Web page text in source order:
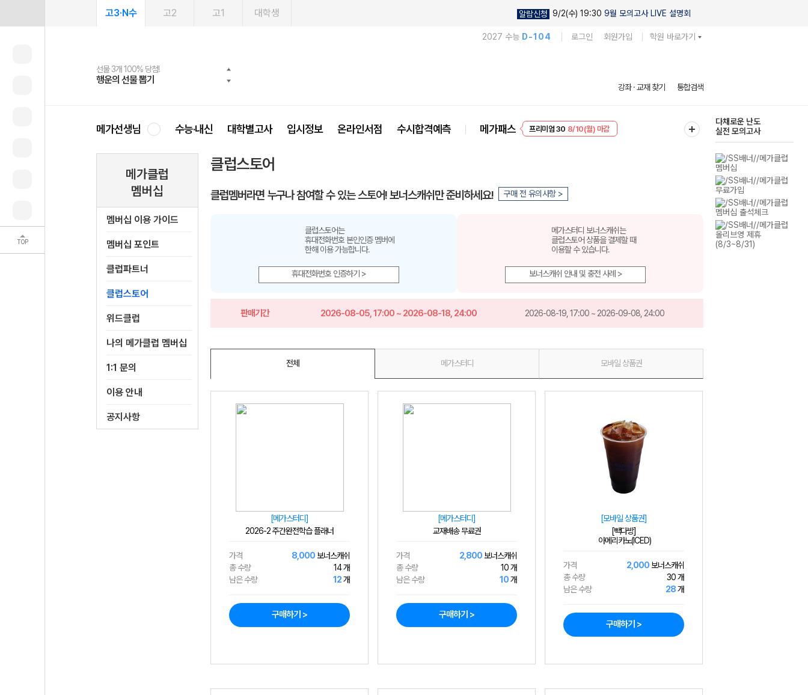
TOP
고3·N수 고2 고1 대학생 알람신청 9/2(수) 19:30 9월 모의고사 LIVE 설명회
2027 수능 D-104 로그인 회원가입 학원 바로가기
선물 3개 100% 당첨!
행운의 선물 뽑기
선물 100% 증정!
메가스터디 X 올리브
여름방학 스터디 캐시백
메가런 썸머스쿨
2027 러셀 단과
강사 공개선발
스마트러닝앱
설문 EVENT
메가패스
3일 무료 체험권
메가패스 수강생 무료혜택!
메가클럽 멤버십
사회공헌 캠페인
희망이룸 메가나눔
강좌 · 교재 찾기 통합검색
메가선생님 수능·내신 대학별고사 입시정보 온라인서점 수시합격예측 메가패스
EVENT 8/10(월) 마감
다채로운 난도
실전 모의고사
메가클럽
멤버십
멤버십 이용 가이드
멤버십 포인트
클럽파트너
클럽스토어
위드클럽
나의 메가클럽 멤버십
1:1 문의
이용 안내
공지사항
클럽스토어
클럽멤버라면 누구나 참여할 수 있는 스토어! 보너스캐쉬만 준비하세요! 구매 전 유의사항 >
클럽스토어는
휴대전화번호 본인인증 멤버에
한해 이용 가능합니다.
휴대전화번호 인증하기 >
메가스터디 보너스캐쉬는
클럽스토어 상품을 결제할 때
이용할 수 있습니다.
보너스캐쉬 안내 및 충전 사례 >
판매기간 2026-08-05, 17:00 ~ 2026-08-18, 24:00 2026-08-19, 17:00 ~ 2026-09-08, 24:00
전체 메가스터디 모바일 상품권
[메가스터디]
2026-2 주간완전학습 플래너
가격 8,000 보너스캐쉬
총 수량
14 개
남은 수량
12개
구매하기 >
[메가스터디]
교재배송 무료권
가격 2,800 보너스캐쉬
총 수량
10 개
남은 수량
10개
구매하기 >
[모바일 상품권]
[빽다방]
아메리카노(ICED)
가격 2,000 보너스캐쉬
총 수량
30 개
남은 수량
28개
구매하기 >